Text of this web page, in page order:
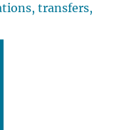
transfers,